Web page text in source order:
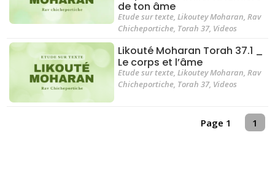
de ton âme
Etude sur texte,Likoutey Moharan,Rav
Chicheportiche, Torah 37, Videos
Likouté Moharan Torah 37.1 _
Le corps et l’âme
Etude sur texte,Likoutey Moharan,Rav
Chicheportiche, Torah 37, Videos
Page 1 1